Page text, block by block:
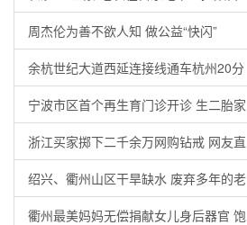
周杰伦为善不欲人知 做公益“快闪”
余杭世纪大道西延连接线通车杭州20分
宁波市区首个再生育门诊开诊 生二胎家
浙江买家掷下二千余万网购钻戒 网友直
绍兴、衢州山区干旱缺水 废弃多年的老
衢州最美妈妈无偿捐献女儿身后器官 饱